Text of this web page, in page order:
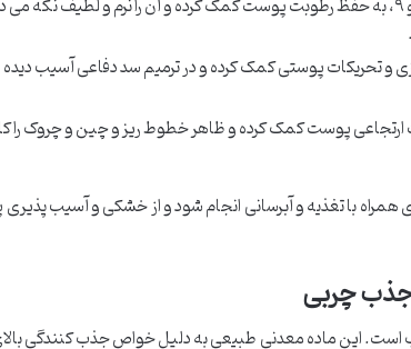
تحریکات پوستی کمک کرده و در ترمیم سد دفاعی آسیب دیده
ارتجاعی پوست کمک کرده و ظاهر خطوط ریز و چین و چروک
همراه با تغذیه و آبرسانی انجام شود و از خشکی و آسیب
چربی
است. این ماده معدنی طبیعی به دلیل خواص جذب کنندگی